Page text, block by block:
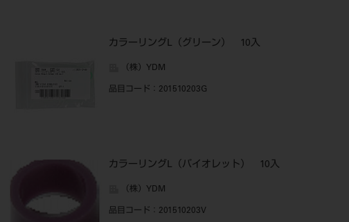
カラーリングL（グリーン） 10入
（株）YDM
品目コード ：201510203G
カラーリングL（バイオレット） 10入
（株）YDM
品目コード ：201510203V